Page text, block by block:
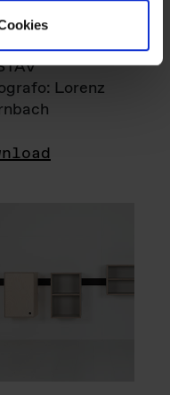
Lorenz